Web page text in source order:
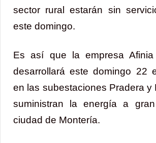
sector rural estarán sin
este domingo.
Es así que la empresa
desarrollará este domingo 22
en las subestaciones Pradera y
suministran la energía a
ciudad de Montería.